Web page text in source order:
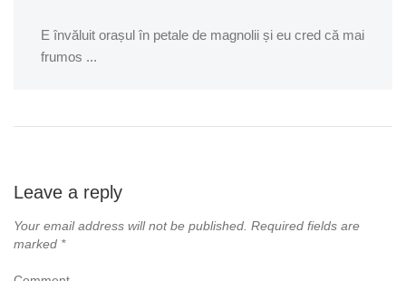
E învăluit orașul în petale de magnolii și eu cred că mai
frumos ...
Leave a reply
Your email address will not be published. Required fields are
marked *